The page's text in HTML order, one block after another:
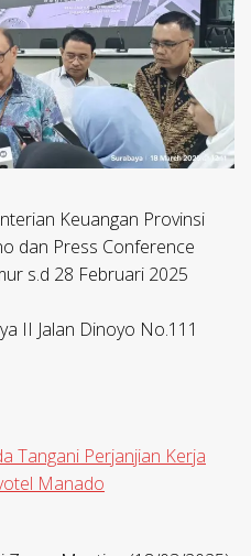
Keuangan Provinsi
dan Press Conference
s.d 28 Februari 2025
II Jalan Dinoyo No.111
Tangani Perjanjian Kerja
Manado